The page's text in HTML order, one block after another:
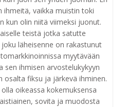
vaikka muistin toki
kun olin niitä viimeksi juonut.
teistä jotka satutte
läheisenne on rakastunut
myytävään
ihmisen arvostelukykyyn
osalta fiksu ja järkevä ihminen.
oikeassa kokemuksensa
sovita ja muodosta